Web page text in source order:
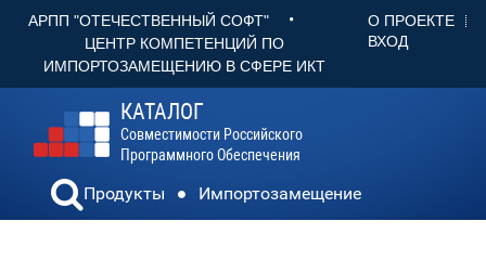
АРПП "ОТЕЧЕСТВЕННЫЙ СОФТ" •
ЦЕНТР КОМПЕТЕНЦИЙ ПО
ИМПОРТОЗАМЕЩЕНИЮ В СФЕРЕ ИКТ
О ПРОЕКТЕ
ВХОД
КАТАЛОГ
Совместимости Российского
Программного Обеспечения
Продукты Импортозамещение